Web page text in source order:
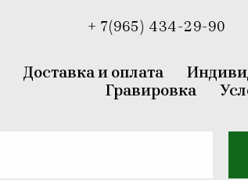
+ 7(965) 434-29-90
Доставка и оплата
Гравировка